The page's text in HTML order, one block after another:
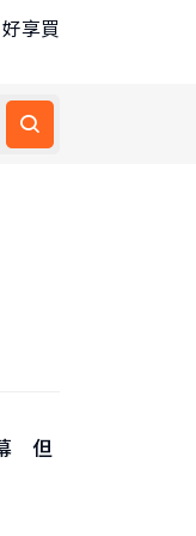
好享買
但